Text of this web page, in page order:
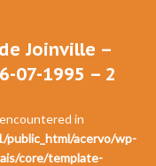
Joinville –
07-1995 – 2
in
public_html/acervo/wp-
core/template-